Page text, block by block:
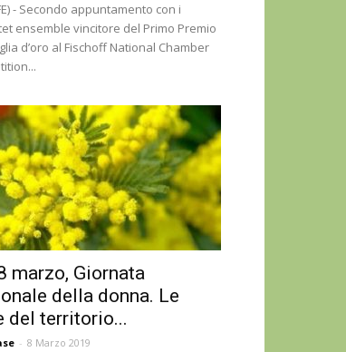
- Secondo appuntamento con i
ensemble vincitore del Primo Premio
d’oro al Fischoff National Chamber
marzo, Giornata
della donna. Le
del territorio...
- 8 Marzo 2019